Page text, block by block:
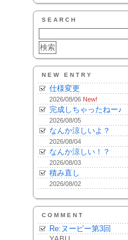
SEARCH
NEW ENTRY
仕様変更
2026/08/06 New!
完成しちゃったねー♪
2026/08/05
なんか涼しいよ？
2026/08/04
なんか涼しい！？
2026/08/03
積み直し
2026/08/02
COMMENT
Re:ヌーピー第3回